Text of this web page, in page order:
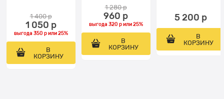
1 400 р
1 050 р
выгода 350 рили25%
В
КОРЗИНУ
1 280 р
960 р
выгода 320 рили25%
В
КОРЗИНУ
5 200 р
В
КОРЗИНУ